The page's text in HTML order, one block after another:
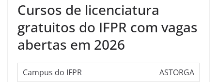
Cursos de licenciatura
gratuitos do IFPR com vagas
abertas em 2026
ASTORGA